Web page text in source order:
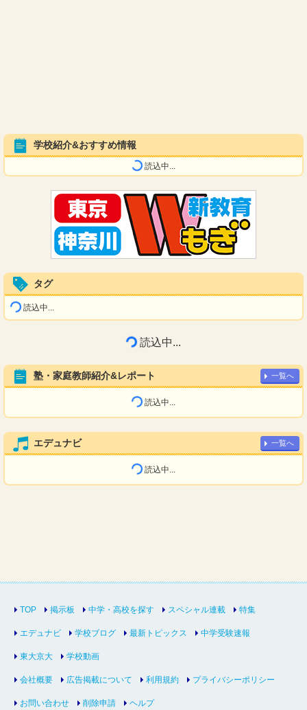
学校紹介&おすすめ情報
読込中...
タグ
読込中...
読込中...
塾・家庭教師紹介&レポート 一覧へ
読込中...
エデュナビ 一覧へ
読込中...
TOP 掲示板 中学・高校を探す スペシャル連載 特集
エデュナビ 学校ブログ 最新トピックス 中学受験速報
東大京大 学校動画
会社概要 広告掲載について 利用規約 プライバシーポリシー
お問い合わせ 削除申請 ヘルプ